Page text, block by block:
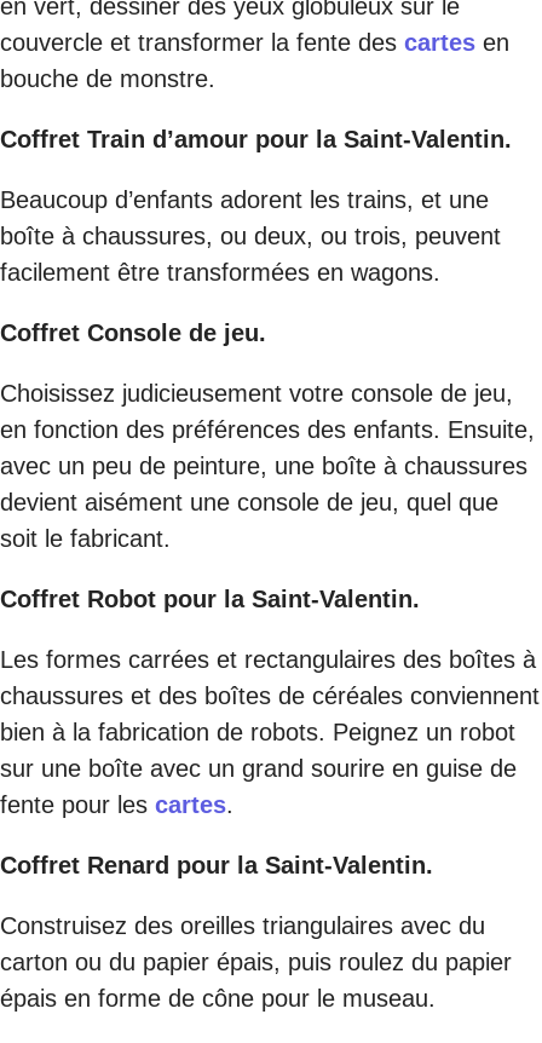
en vert, dessiner des yeux globuleux sur le
couvercle et transformer la fente des cartes en
bouche de monstre.
Coffret Train d’amour pour la Saint-Valentin.
Beaucoup d’enfants adorent les trains, et une
boîte à chaussures, ou deux, ou trois, peuvent
facilement être transformées en wagons.
Coffret Console de jeu.
Choisissez judicieusement votre console de jeu,
en fonction des préférences des enfants. Ensuite,
avec un peu de peinture, une boîte à chaussures
devient aisément une console de jeu, quel que
soit le fabricant.
Coffret Robot pour la Saint-Valentin.
Les formes carrées et rectangulaires des boîtes à
chaussures et des boîtes de céréales conviennent
bien à la fabrication de robots. Peignez un robot
sur une boîte avec un grand sourire en guise de
fente pour les cartes.
Coffret Renard pour la Saint-Valentin.
Construisez des oreilles triangulaires avec du
carton ou du papier épais, puis roulez du papier
épais en forme de cône pour le museau.